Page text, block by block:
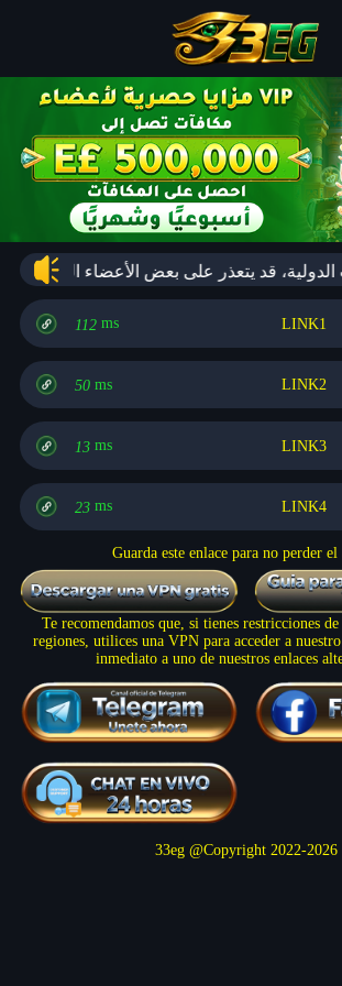
112 ms LINK1
50 ms LINK2
13 ms LINK3
23 ms LINK4
Guarda este enlace para no perder el
Te recomendamos que, si tienes restricciones de
regiones, utilices una VPN para acceder a
inmediato a uno de nuestros enlaces
33eg @Copyright 2022-2026